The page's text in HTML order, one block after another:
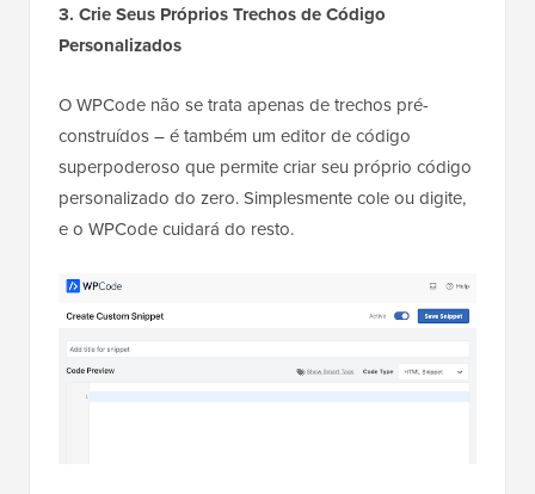
3. Crie Seus Próprios Trechos de Código
Personalizados
O WPCode não se trata apenas de trechos pré-
construídos – é também um editor de código
superpoderoso que permite criar seu próprio código
personalizado do zero. Simplesmente cole ou digite,
e o WPCode cuidará do resto.